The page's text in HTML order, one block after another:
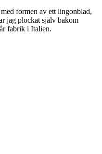
formen av ett lingonblad,
jag plockat själv bakom
fabrik i Italien.